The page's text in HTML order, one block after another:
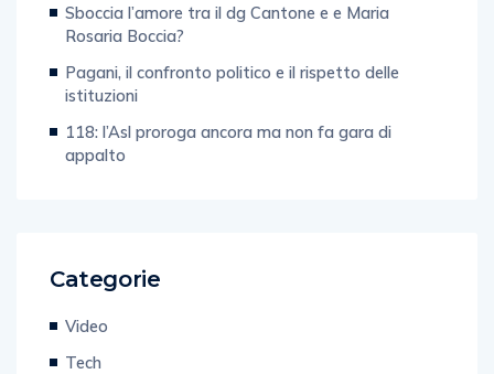
Sboccia l’amore tra il dg Cantone e e Maria
Rosaria Boccia?
Pagani, il confronto politico e il rispetto delle
istituzioni
118: l’Asl proroga ancora ma non fa gara di
appalto
Categorie
Video
Tech